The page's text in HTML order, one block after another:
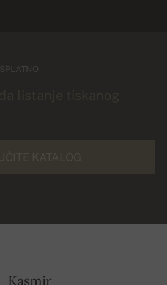
Kasmir